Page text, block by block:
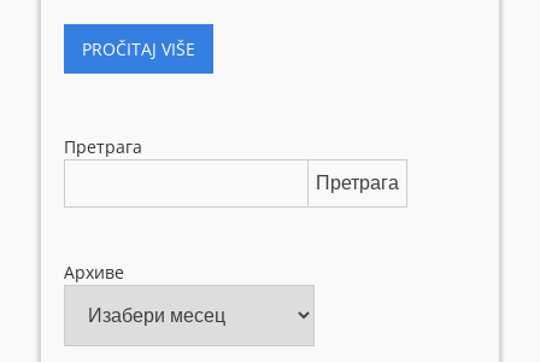
PROČITAJ VIŠE
Претрага
Претрага
Архиве